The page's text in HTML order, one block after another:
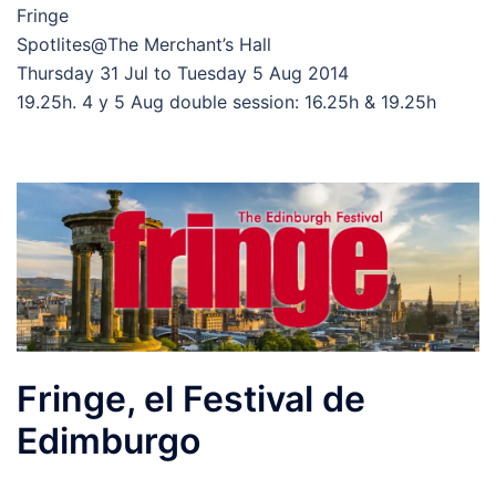
Fringe
Spotlites@The Merchant’s Hall
Thursday 31 Jul to Tuesday 5 Aug 2014
19.25h. 4 y 5 Aug double session: 16.25h & 19.25h
Fringe, el Festival de
Edimburgo